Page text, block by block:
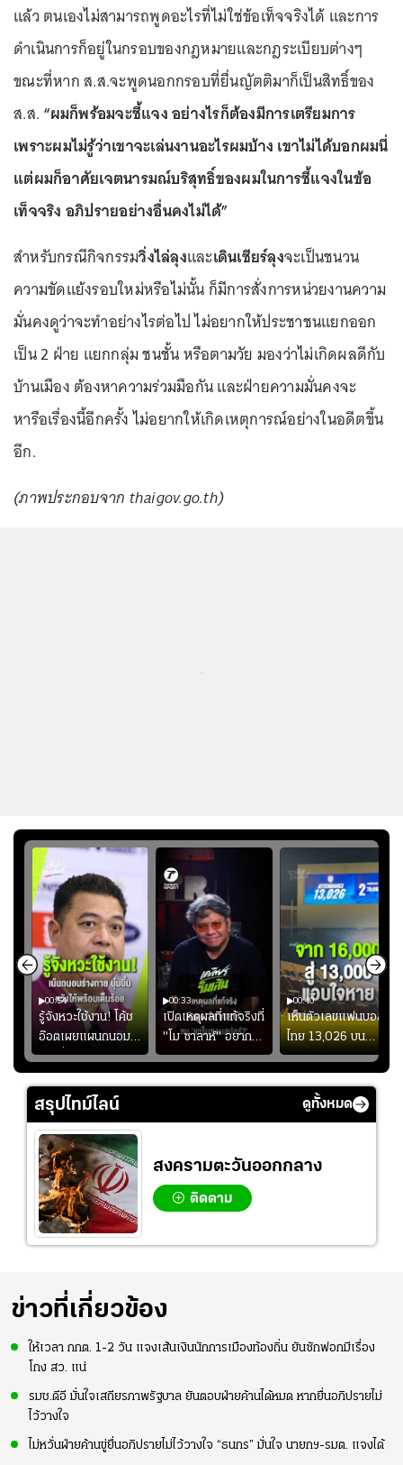
แล้ว ตนเองไม่สามารถพูดอะไรที่ไม่ใช่ข้อเท็จจริงได้ และการ
ดำเนินการก็อยู่ในกรอบของกฎหมายและกฎระเบียบต่างๆ
ขณะที่หาก ส.ส.จะพูดนอกกรอบที่ยื่นญัตติมาก็เป็นสิทธิ์ของ
ส.ส. “ผมก็พร้อมจะชี้แจง อย่างไรก็ต้องมีการเตรียมการ
เพราะผมไม่รู้ว่าเขาจะเล่นงานอะไรผมบ้าง เขาไม่ได้บอกผมนี่
แต่ผมก็อาศัยเจตนารมณ์บริสุทธิ์ของผมในการชี้แจงในข้อ
เท็จจริง อภิปรายอย่างอื่นคงไม่ได้”
สำหรับกรณีกิจกรรมวิ่งไล่ลุงและเดินเชียร์ลุงจะเป็นชนวน
ความขัดแย้งรอบใหม่หรือไม่นั้น ก็มีการสั่งการหน่วยงานความ
มั่นคงดูว่าจะทำอย่างไรต่อไป ไม่อยากให้ประชาชนแยกออก
เป็น 2 ฝ่าย แยกกลุ่ม ชนชั้น หรือตามวัย มองว่าไม่เกิดผลดีกับ
บ้านเมือง ต้องหาความร่วมมือกัน และฝ่ายความมั่นคงจะ
หารือเรื่องนี้อีกครั้ง ไม่อยากให้เกิดเหตุการณ์อย่างในอดีตขึ้น
อีก.
(ภาพประกอบจาก thaigov.go.th)
00:54
รู้จังหวะใช้งาน! โค้ช
อ๊อตเผยแผนถนอม
“บุ๋มบิ๋ม” เพื่อรักษา
ร่างกายให้พร้อมที่สุด
00:33
เปิดเหตุผลที่แท้จริงที่
"โม ซาลาห์" อยาก
ย้ายซบ "แทร็บซอนส
ปอร์"
00:40
เห็นตัวเลขแฟนบอล
ไทย 13,026 บน
สกอร์บอร์ดแล้วแอบ
ใจหาย น้อยกว่านัดที่
แล้วเจอมาเลเซียตั้ง
สรุปไทม์ไลน์ ดูทั้งหมด
สงครามตะวันออกกลาง
ติดตาม
ข่าวที่เกี่ยวข้อง
ให้เวลา กกต. 1-2 วัน แจงเส้นเงินนักการเมืองท้องถิ่น ยันซักฟอกมีเรื่อง
โกง สว. แน่
รมช.ดีอี มั่นใจเสถียรภาพรัฐบาล ยันตอบฝ่ายค้านได้หมด หากยื่นอภิปรายไม่
ไว้วางใจ
ไม่หวั่นฝ่ายค้านขู่ยื่นอภิปรายไม่ไว้วางใจ “ธนกร” มั่นใจ นายกฯ-รมต. แจงได้